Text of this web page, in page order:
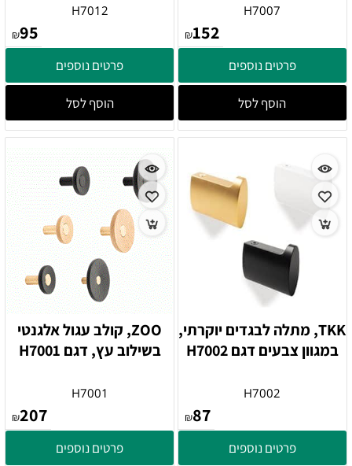
H7007
₪152
פרטים נוספים
הוסף לסל
H7012
₪95
פרטים נוספים
הוסף לסל
TKK, מתלה לבגדים יוקרתי,
במגוון צבעים דגם H7002
H7002
₪87
פרטים נוספים
ZOO, קולב עגול אלגנטי
בשילוב עץ, דגם H7001
H7001
₪207
פרטים נוספים